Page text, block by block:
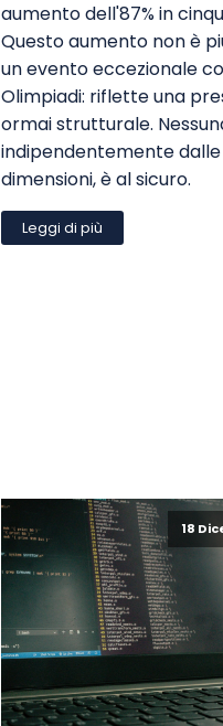
aumento dell'87% in
Questo aumento non è
un evento eccezionale
Olimpiadi: riflette una
ormai strutturale.
indipendentemente dalle
dimensioni, è al sicuro.
Leggi di più
18